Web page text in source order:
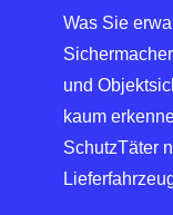
Was Sie
und
kaum
SchutzTäter